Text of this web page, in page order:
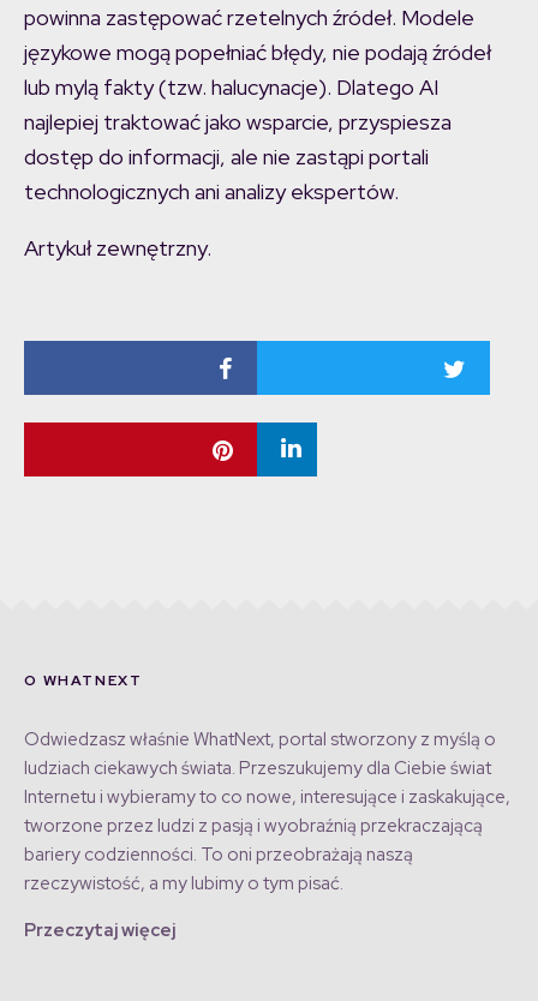
powinna zastępować rzetelnych źródeł. Modele
językowe mogą popełniać błędy, nie podają źródeł
lub mylą fakty (tzw. halucynacje). Dlatego AI
najlepiej traktować jako wsparcie, przyspiesza
dostęp do informacji, ale nie zastąpi portali
technologicznych ani analizy ekspertów.
Artykuł zewnętrzny.
O WHATNEXT
Odwiedzasz właśnie WhatNext, portal stworzony z myślą o
ludziach ciekawych świata. Przeszukujemy dla Ciebie świat
Internetu i wybieramy to co nowe, interesujące i zaskakujące,
tworzone przez ludzi z pasją i wyobraźnią przekraczającą
bariery codzienności. To oni przeobrażają naszą
rzeczywistość, a my lubimy o tym pisać.
Przeczytaj więcej